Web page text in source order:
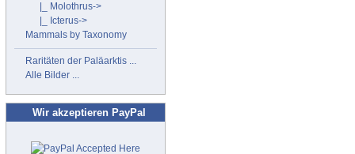
|_ Molothrus->
|_ Icterus->
Mammals by Taxonomy
Raritäten der Paläarktis ...
Alle Bilder ...
Wir akzeptieren PayPal